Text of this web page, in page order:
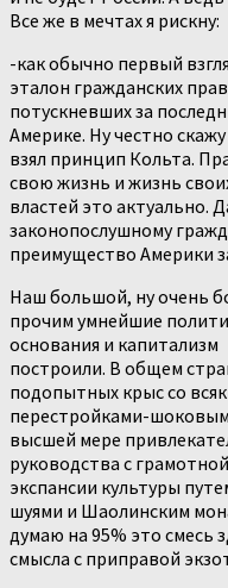
Все же в мечтах я рискну:
-как обычно первый
эталон гражданских
потускневших за
Америке. Ну честно
взял принцип Кольта.
свою жизнь и жизнь
властей это актуально.
законопослушному
преимущество Америки
Наш большой, ну очень
прочим умнейшие
основания и капитализм
построили. В общем
подопытных крыс со
перестройками-
высшей мере
руководства с
экспансии культуры
шуями и Шаолинским
думаю на 95% это смесь
смысла с приправой